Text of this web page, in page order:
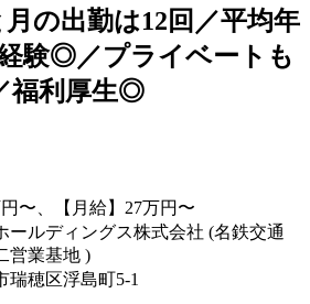
月の出勤は12回／平均年
験◎／プライベートも
福利厚生◎
円〜、【月給】27万円〜
ールディングス株式会社 (名鉄交通
営業基地 )
瑞穂区浮島町5-1